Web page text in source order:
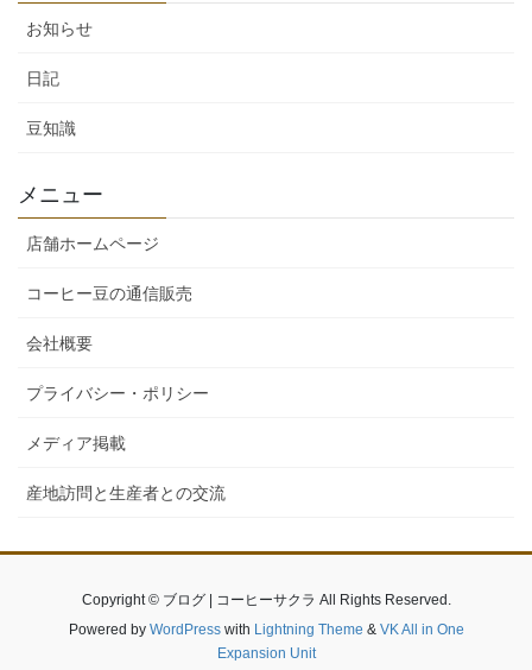
お知らせ
日記
豆知識
メニュー
店舗ホームページ
コーヒー豆の通信販売
会社概要
プライバシー・ポリシー
メディア掲載
産地訪問と生産者との交流
Copyright © ブログ | コーヒーサクラ All Rights Reserved.
Powered by WordPresswith Lightning Theme & VK All in One
Expansion Unit